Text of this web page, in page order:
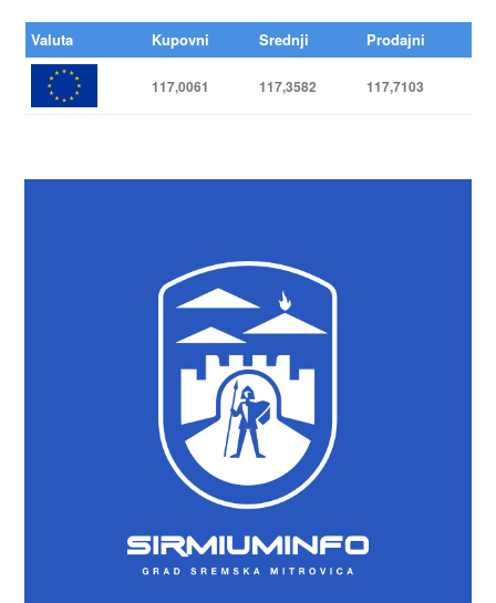
Valuta Kupovni Srednji Prodajni
117,0061 117,3582 117,7103